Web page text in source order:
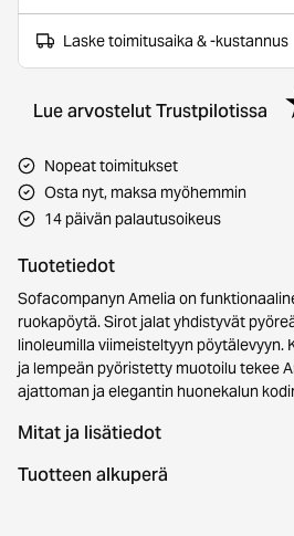
Laske toimitusaika & -kustannus
Lue arvostelut Trustpilotissa
Nopeat toimitukset
Osta nyt, maksa myöhemmin
14 päivän palautusoikeus
Tuotetiedot
Sofacompanyn Amelia on
ruokapöytä. Sirot jalat yhdistyvät
linoleumilla viimeisteltyyn pöytälevyyn.
ja lempeän pyöristetty muotoilu tekee
ajattoman ja elegantin huonekalun
Mitat ja lisätiedot
Tuotteen alkuperä